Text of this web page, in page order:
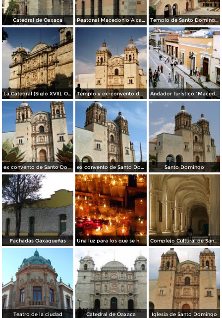
Catedral de Oaxaca Peatonal Macedonio Alcala Templo de Santo Domingo de Guzmán
La Catedral (Siglo XVII). Oaxaca de Juárez. 1996 Templo y ex-convento de Santo Domingo de Guzmán del siglo XVI. Oaxaca de Juárez, Oaxaca Andador turístico "Macedonio Alcalá". Oaxaca de Juárez, Oaxaca
ex convento de Santo Domingo 3 ex convento de Santo Domingo 2 Santo Domingo
Fachadas Oaxaqueñas Una luz para los que se han ido Complejo Cultural de Santo Domingo
Teatro de la ciudad Catedral de Oaxaca Iglesia de Santo Domingo